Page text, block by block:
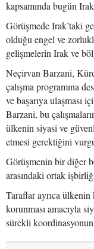
kapsamında bugün
Görüşmede Irak’taki
olduğu engel ve
gelişmelerin Irak ve
Neçirvan Barzani,
çalışma programına
ve başarıya ulaşması
Barzani, bu
ülkenin siyasi ve
etmesi gerektiğini
Görüşmenin bir diğer
arasındaki ortak
Taraflar ayrıca ülkenin
korunması amacıyla
sürekli